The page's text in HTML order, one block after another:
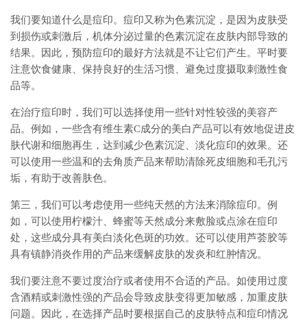
我们要知道什么是痘印。痘印又称为色素沉淀，是因为皮肤受
到损伤或刺激后，机体分泌过量的色素沉淀在皮肤内部导致的
结果。因此，预防痘印的最好方法就是不让它们产生。平时要
注意饮食健康、保持良好的生活习惯、避免过度摄取刺激性食
品等。
在治疗痘印时，我们可以选择使用一些针对性较强的美容产
品。例如，一些含有维生素C成分的美白产品可以有效地促进皮
肤代谢和细胞再生，达到减少色素沉淀、淡化痘印的效果。还
可以使用一些温和的去角质产品来帮助清除死皮细胞和毛孔污
垢，有助于改善肤色。
第三，我们可以考虑使用一些纯天然的方法来消除痘印。例
如，可以使用柠檬汁、蜂蜜等天然成分来敷脸或点涂在痘印
处，这些成分具有美白淡化色斑的功效。还可以使用芦荟胶等
具有镇静消炎作用的产品来缓解皮肤的发炎和红肿情况。
我们要注意不要过度治疗或者使用不合适的产品。如使用过度
含酒精或刺激性强的产品会导致皮肤变得更加敏感，加重皮肤
问题。因此，在选择产品时要根据自己的皮肤特点和痘印情况